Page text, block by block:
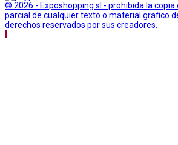
© 2026 - Exposhopping sl - prohibida la
parcial de cualquier texto o material grafico
derechos reservados por sus creadores.